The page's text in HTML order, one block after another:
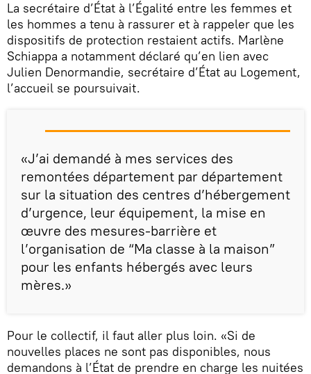
La secrétaire d’État à l’Égalité entre les femmes et
les hommes a tenu à rassurer et à rappeler que les
dispositifs de protection restaient actifs. Marlène
Schiappa a notamment déclaré qu’en lien avec
Julien Denormandie, secrétaire d’État au Logement,
l’accueil se poursuivait.
«J’ai demandé à mes services des
remontées département par département
sur la situation des centres d’hébergement
d’urgence, leur équipement, la mise en
œuvre des mesures-barrière et
l’organisation de “Ma classe à la maison”
pour les enfants hébergés avec leurs
mères.»
Pour le collectif, il faut aller plus loin. «Si de
nouvelles places ne sont pas disponibles, nous
demandons à l’État de prendre en charge les nuitées